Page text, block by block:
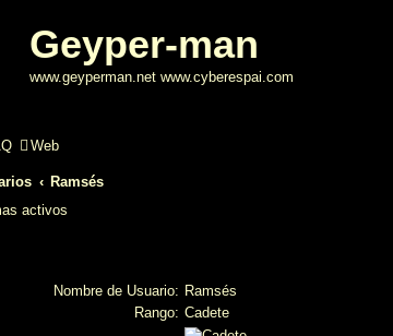
Geyper-man
www.geyperman.net www.cyberespai.com
Web
Ramsés
activos
Nombre de Usuario: Ramsés
Rango: Cadete